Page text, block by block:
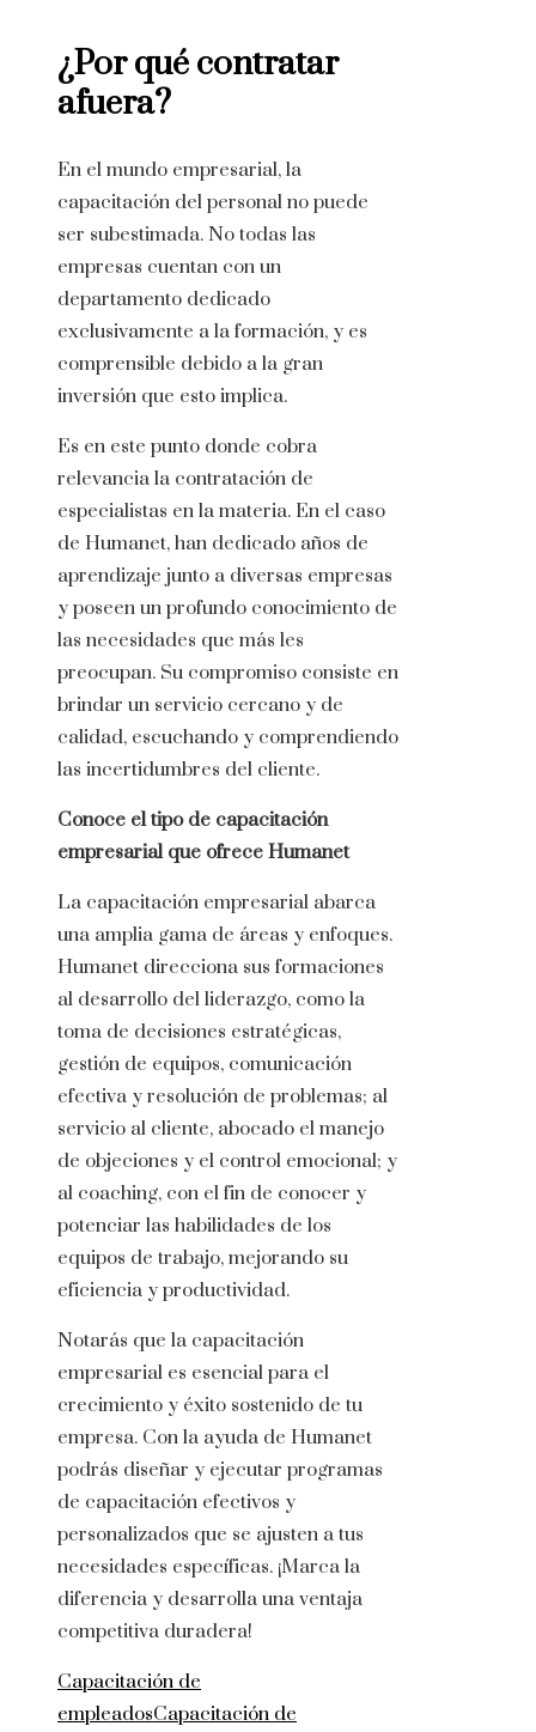
¿Por qué contratar
afuera?
En el mundo empresarial, la
capacitación del personal no puede
ser subestimada. No todas las
empresas cuentan con un
departamento dedicado
exclusivamente a la formación, y es
comprensible debido a la gran
inversión que esto implica.
Es en este punto donde cobra
relevancia la contratación de
especialistas en la materia. En el caso
de Humanet, han dedicado años de
aprendizaje junto a diversas empresas
y poseen un profundo conocimiento de
las necesidades que más les
preocupan. Su compromiso consiste en
brindar un servicio cercano y de
calidad, escuchando y comprendiendo
las incertidumbres del cliente.
Conoce el tipo de capacitación
empresarial que ofrece Humanet
La capacitación empresarial abarca
una amplia gama de áreas y enfoques.
Humanet direcciona sus formaciones
al desarrollo del liderazgo, como la
toma de decisiones estratégicas,
gestión de equipos, comunicación
efectiva y resolución de problemas; al
servicio al cliente, abocado el manejo
de objeciones y el control emocional; y
al coaching, con el fin de conocer y
potenciar las habilidades de los
equipos de trabajo, mejorando su
eficiencia y productividad.
Notarás que la capacitación
empresarial es esencial para el
crecimiento y éxito sostenido de tu
empresa. Con la ayuda de Humanet
podrás diseñar y ejecutar programas
de capacitación efectivos y
personalizados que se ajusten a tus
necesidades específicas. ¡Marca la
diferencia y desarrolla una ventaja
competitiva duradera!
Capacitación de
empleadosCapacitación de